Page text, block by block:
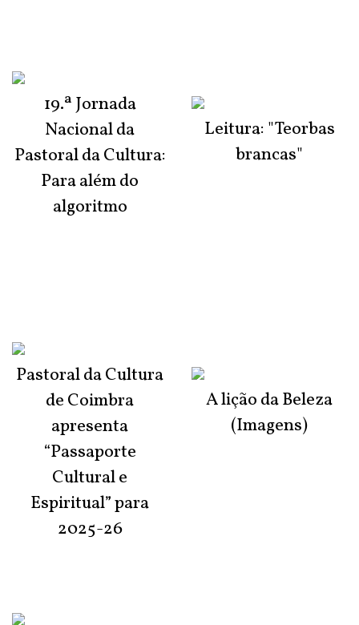
19.ª Jornada
Nacional da
Pastoral da Cultura:
Para além do
algoritmo
Pastoral da Cultura
de Coimbra
apresenta
“Passaporte
Cultural e
Espiritual” para
2025-26
Leitura: "Teorbas
brancas"
A lição da Beleza
(Imagens)